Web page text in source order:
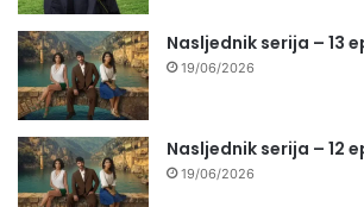
Nasljednik serija – 13
19/06/2026
Nasljednik serija – 12
19/06/2026